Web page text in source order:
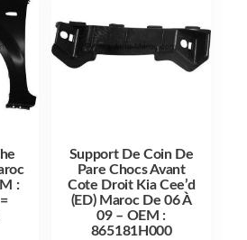
:
Support De Coin De
Pare Chocs Avant
Cote Droit Kia Cee’d
(ED) Maroc De 06 À
09 – OEM :
865181H000